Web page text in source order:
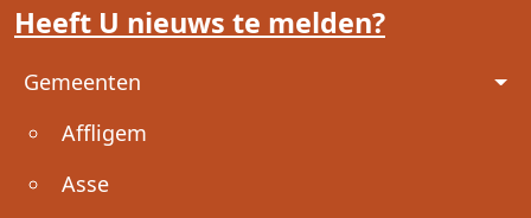
Heeft U nieuws te melden?
Voet
Gemeenten
Affligem
Asse